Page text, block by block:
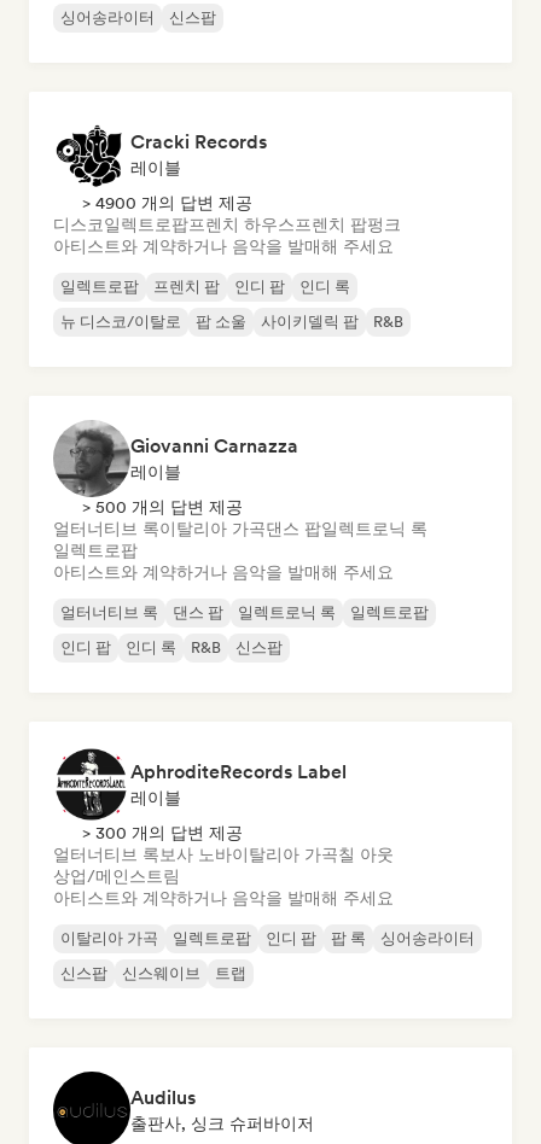
싱어송라이터
신스팝
Cracki Records
레이블
> 4900 개의 답변 제공
디스코일렉트로팝프렌치 하우스프렌치 팝펑크
아티스트와 계약하거나 음악을 발매해 주세요
일렉트로팝 프렌치 팝 인디 팝
인디 록
뉴 디스코/이탈로
팝 소울 사이키델릭 팝 R&B
Giovanni Carnazza
레이블
> 500 개의 답변 제공
얼터너티브 록이탈리아 가곡댄스 팝일렉트로닉 록
일렉트로팝
아티스트와 계약하거나 음악을 발매해 주세요
얼터너티브 록 댄스 팝 일렉트로닉 록
일렉트로팝
인디 팝
인디 록 R&B 신스팝
AphroditeRecords Label
레이블
> 300 개의 답변 제공
얼터너티브 록보사 노바이탈리아 가곡칠 아웃
상업/메인스트림
아티스트와 계약하거나 음악을 발매해 주세요
이탈리아 가곡 일렉트로팝 인디 팝 팝 록
싱어송라이터
신스팝
신스웨이브 트랩
Audilus
출판사, 싱크 슈퍼바이저